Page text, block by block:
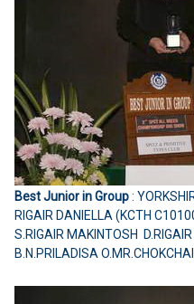
Best Junior in Group:
RIGAIR DANIELLA (KCTH
S.RIGAIR MAKINTOSH
B.N.PRILADISA